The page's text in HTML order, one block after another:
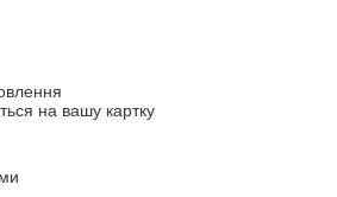
на вашу картку